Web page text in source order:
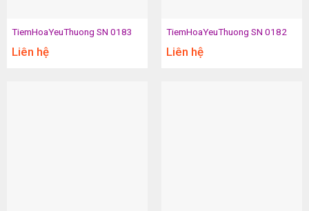
TiemHoaYeuThuong SN 0183
Liên hệ
TiemHoaYeuThuong SN 0182
Liên hệ